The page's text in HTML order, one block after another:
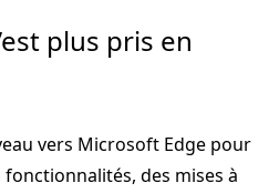
plus pris en
vers Microsoft Edge pour
des mises à